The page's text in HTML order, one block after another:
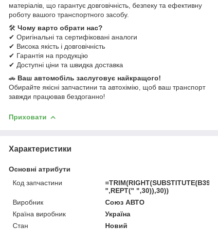
матеріалів, що гарантує довговічність, безпеку та ефективну
роботу вашого транспортного засобу.
🛠 Чому варто обрати нас?
✔ Оригінальні та сертифіковані аналоги
✔ Висока якість і довговічність
✔ Гарантія на продукцію
✔ Доступні ціни та швидка доставка
🚗 Ваш автомобіль заслуговує найкращого!
Обирайте якісні запчастини та автохімію, щоб ваш транспорт
завжди працював бездоганно!
Приховати
Характеристики
Основні атрибути
Код запчастини
=TRIM(RIGHT(SUBSTITUTE(B39,"
",REPT(" ",30)),30))
Виробник
Союз АВТО
Країна виробник
Україна
Стан
Новий